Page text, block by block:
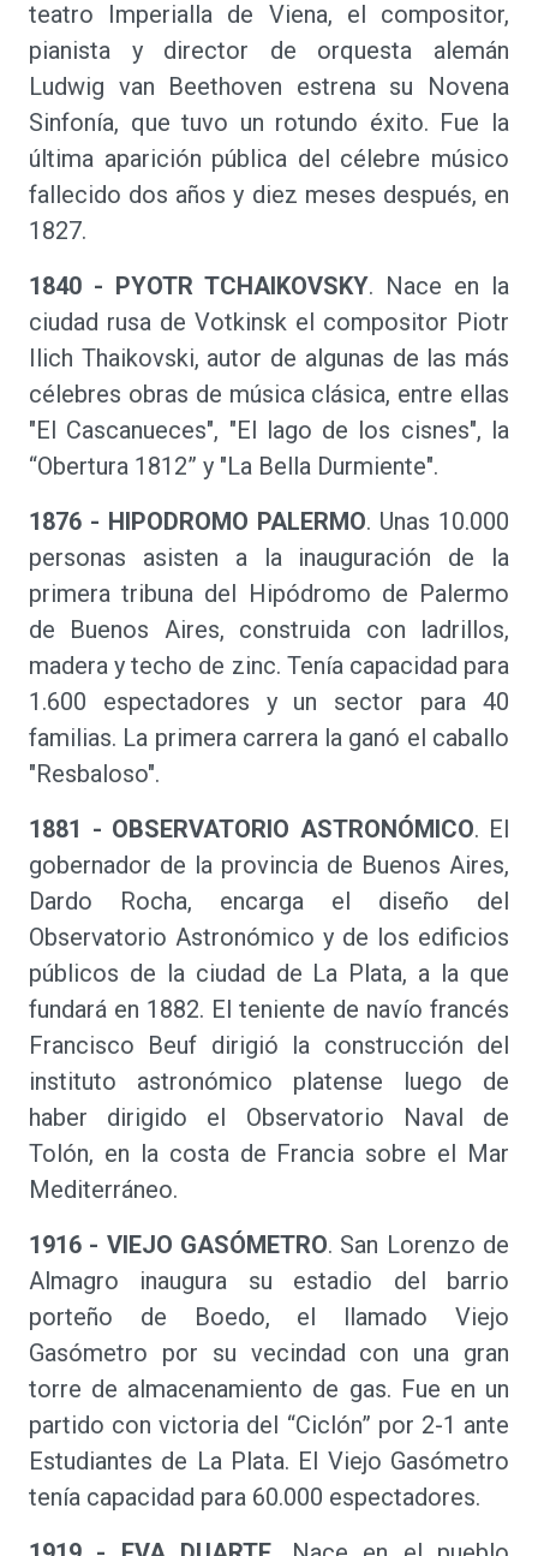
teatro Imperialla de Viena, el compositor,
pianista y director de orquesta alemán
Ludwig van Beethoven estrena su Novena
Sinfonía, que tuvo un rotundo éxito. Fue la
última aparición pública del célebre músico
fallecido dos años y diez meses después, en
1827.
1840 - PYOTR TCHAIKOVSKY. Nace en la
ciudad rusa de Votkinsk el compositor Piotr
Ilich Thaikovski, autor de algunas de las más
célebres obras de música clásica, entre ellas
"El Cascanueces", "El lago de los cisnes", la
“Obertura 1812” y "La Bella Durmiente".
1876 - HIPODROMO PALERMO. Unas 10.000
personas asisten a la inauguración de la
primera tribuna del Hipódromo de Palermo
de Buenos Aires, construida con ladrillos,
madera y techo de zinc. Tenía capacidad para
1.600 espectadores y un sector para 40
familias. La primera carrera la ganó el caballo
"Resbaloso".
1881 - OBSERVATORIO ASTRONÓMICO. El
gobernador de la provincia de Buenos Aires,
Dardo Rocha, encarga el diseño del
Observatorio Astronómico y de los edificios
públicos de la ciudad de La Plata, a la que
fundará en 1882. El teniente de navío francés
Francisco Beuf dirigió la construcción del
instituto astronómico platense luego de
haber dirigido el Observatorio Naval de
Tolón, en la costa de Francia sobre el Mar
Mediterráneo.
1916 - VIEJO GASÓMETRO. San Lorenzo de
Almagro inaugura su estadio del barrio
porteño de Boedo, el llamado Viejo
Gasómetro por su vecindad con una gran
torre de almacenamiento de gas. Fue en un
partido con victoria del “Ciclón” por 2-1 ante
Estudiantes de La Plata. El Viejo Gasómetro
tenía capacidad para 60.000 espectadores.